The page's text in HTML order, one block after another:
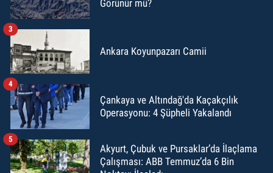
Görünür mü?
Ankara Koyunpazarı Camii
3
Çankaya ve Altındağ'da Kaçakçılık
Operasyonu: 4 Şüpheli Yakalandı
4
Akyurt, Çubuk ve Pursaklar’da İlaçlama
Çalışması: ABB Temmuz’da 6 Bin
5